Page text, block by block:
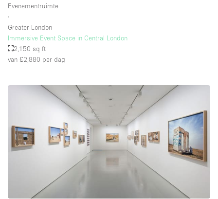
Evenementruimte
∙
Greater London
Immersive Event Space in Central London
2,150 sq ft
van £2,880 per dag